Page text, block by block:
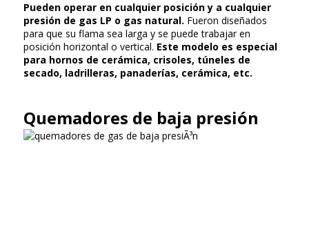
Pueden operar en cualquier posición y a cualquier
presión de gas LP o gas natural. Fueron diseñados
para que su flama sea larga y se puede trabajar en
posición horizontal o vertical. Este modelo es especial
para hornos de cerámica, crisoles, túneles de
secado, ladrilleras, panaderías, cerámica, etc.
Quemadores de baja presión